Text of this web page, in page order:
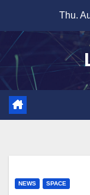
content
Thu.
NEWS SPACE